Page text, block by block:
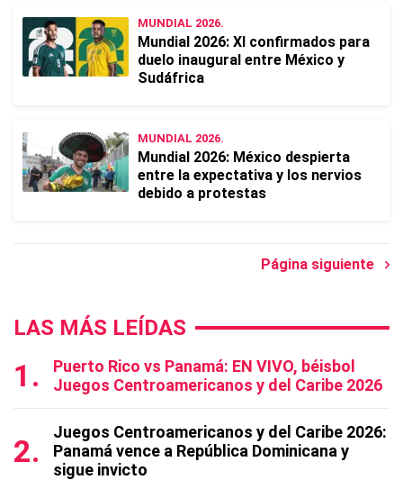
MUNDIAL 2026.
Mundial 2026: XI confirmados para
duelo inaugural entre México y
Sudáfrica
MUNDIAL 2026.
Mundial 2026: México despierta
entre la expectativa y los nervios
debido a protestas
Página siguiente
LAS MÁS LEÍDAS
Puerto Rico vs Panamá: EN VIVO, béisbol
Juegos Centroamericanos y del Caribe 2026
Juegos Centroamericanos y del Caribe 2026:
Panamá vence a República Dominicana y
sigue invicto